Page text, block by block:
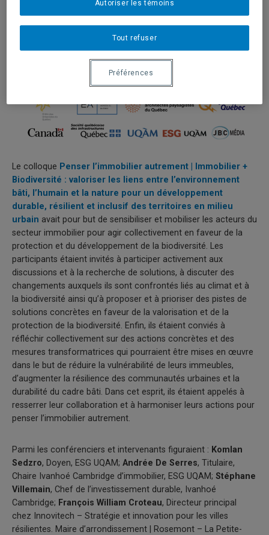
Le colloque Penser l’immobilier autrement | Immobilier +
Biodiversité : valoriser les liens entre l’environnement
bâti, l’humain et la nature pour un développement
durable, résilient et inclusif des territoires en milieu
urbain avait pour but de sensibiliser et mobiliser les acteurs du
secteur immobilier pour agir collectivement en faveur de la
protection et du développement de la biodiversité. Les
participants étaient invités à participer activement aux
discussions et à la recherche de solutions, à discuter des
changements auxquels ils sont confrontés liés au climat et à
la biodiversité ainsi qu’à proposer et à prioriser des pistes de
solutions concrètes en faveur de la valorisation et de la
protection de la biodiversité. Enfin, ils étaient conviés à
réfléchir collectivement sur des actions concrètes et des
mesures transformatrices qui pourraient être mises en œuvre
dans le but de réduire la vulnérabilité de leurs immeubles,
d’augmenter la résilience des communautés urbaines et la
durabilité du cadre bâti. Dans cet esprit, ils étaient appelés à
resserrer leur collaboration et à harmoniser leurs actions pour
penser l’immobilier autrement.
Parmi les conférenciers et intervenants figuraient : Komlan
Sedzro, Doyen, ESG UQAM; Andrée De Serres, Titulaire,
Chaire Ivanhoé Cambridge d’immobilier, ESG UQAM; Stéphane
Villemain, Chef de l’investissement durable, Ivanhoé
Cambridge; François William Croteau, Directeur principal
chez Innovitech – Stratégie et innovation pour les villes
résilientes. Maire d’arrondissement | Rosemont – La Petite-
Tout refuser
Autoriser les témoins
Préférences